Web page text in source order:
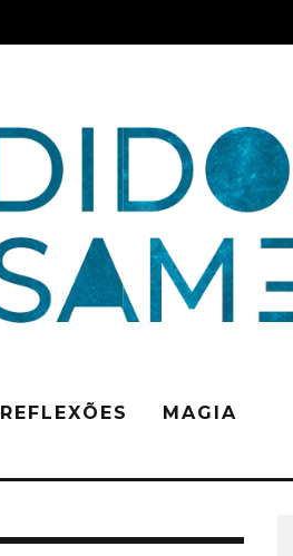
REFLEXÕES MAGIA